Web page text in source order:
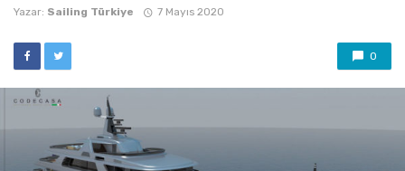
Yazar: Sailing Türkiye 7 Mayıs 2020
0